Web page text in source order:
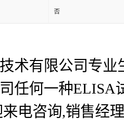
否
术有限公司专
任何一种ELISA
电咨询,销售经